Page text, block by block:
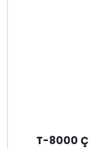
T-8000